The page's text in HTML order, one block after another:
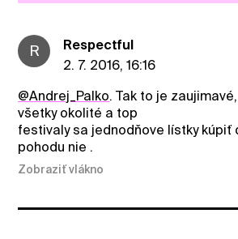
R
Respectful
2. 7. 2016, 16:16
@Andrej_Palko. Tak to je
všetky okolité a top
festivaly sa jednodňove lístky kúpiť
pohodu nie .
Zobraziť vlákno